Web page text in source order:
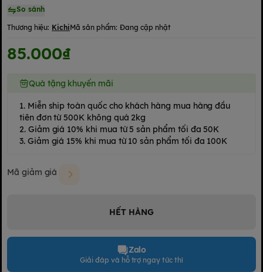
So sánh
Thương hiệu: KichiMã sản phẩm: Đang cập nhật
85.000₫
Quà tặng khuyến mãi
1. Miễn ship toàn quốc cho khách hàng mua hàng đầu
tiên đơn từ 500K không quá 2kg
2. Giảm giá 10% khi mua từ 5 sản phẩm tối đa 50K
3. Giảm giá 15% khi mua từ 10 sản phẩm tối đa 100K
Mã giảm giá
HẾT HÀNG
Zalo
Giải đáp và hỗ trợ ngay tức thì